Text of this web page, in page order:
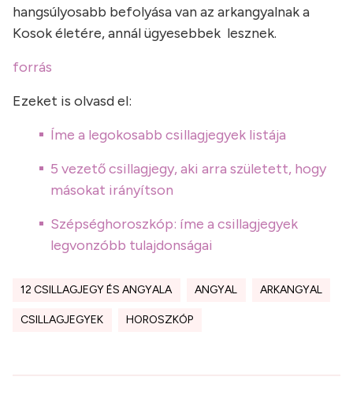
hangsúlyosabb befolyása van az arkangyalnak a
Kosok életére, annál ügyesebbek lesznek.
forrás
Ezeket is olvasd el:
Íme a legokosabb csillagjegyek listája
5 vezető csillagjegy, aki arra született, hogy
másokat irányítson
Szépséghoroszkóp: íme a csillagjegyek
legvonzóbb tulajdonságai
12 CSILLAGJEGY ÉS ANGYALA ANGYAL ARKANGYAL
CSILLAGJEGYEK HOROSZKÓP